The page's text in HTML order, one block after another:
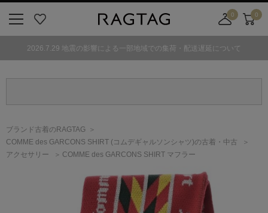
気
0
舗
カ
0
2026.7.29 地震の影響による一部地域での集荷・配送遅延について
ブランド古着のRAGTAG
COMME des GARCONS SHIRT (コムデギャルソンシャツ)の古着・中古
アクセサリー
COMME des GARCONS SHIRT マフラー